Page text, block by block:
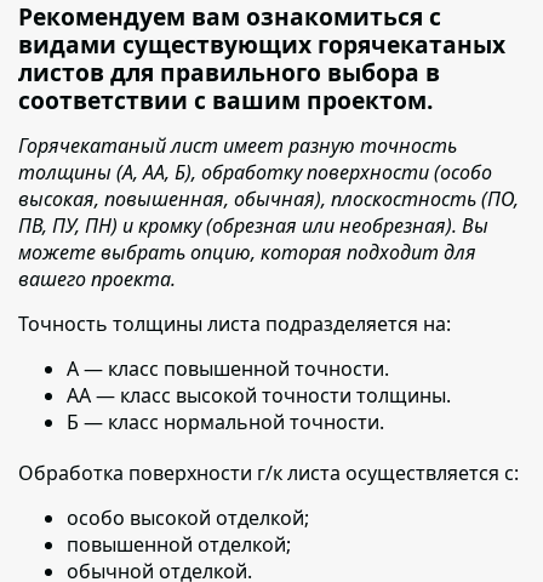
Рекомендуем вам ознакомиться с
видами существующих горячекатаных
листов для правильного выбора в
соответствии с вашим проектом.
Горячекатаный лист имеет разную точность
толщины (А, АА, Б), обработку поверхности (особо
высокая, повышенная, обычная), плоскостность (ПО,
ПВ, ПУ, ПН) и кромку (обрезная или необрезная). Вы
можете выбрать опцию, которая подходит для
вашего проекта.
Точность толщины листа подразделяется на:
А — класс повышенной точности.
АА — класс высокой точности толщины.
Б — класс нормальной точности.
Обработка поверхности г/к листа осуществляется с:
особо высокой отделкой;
повышенной отделкой;
обычной отделкой.